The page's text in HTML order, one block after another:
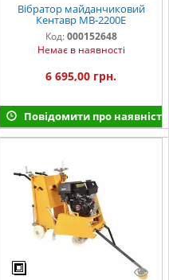
Вібратор майданчиковий
Кентавр МВ-2200Е
Код: 000152648
Немає в наявності
6 695,00 грн.
Повідомити про наявність